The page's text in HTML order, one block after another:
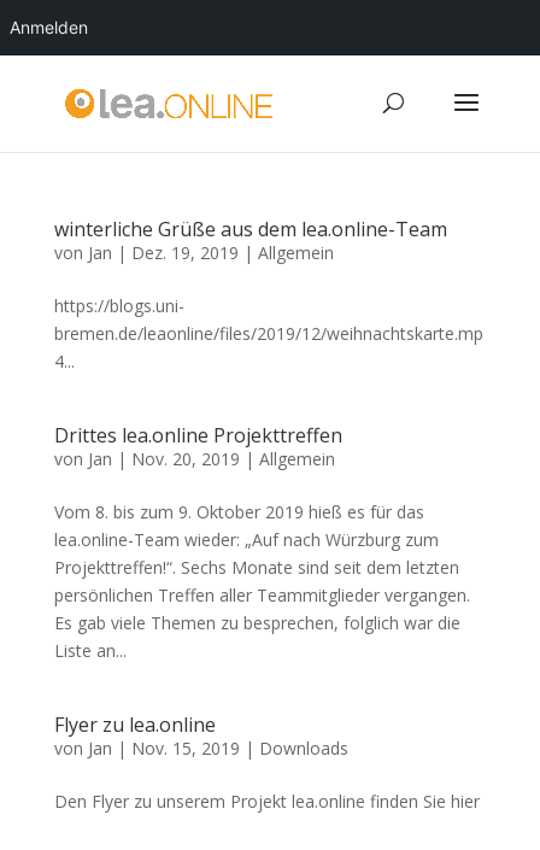
Anmelden
winterliche Grüße aus dem lea.online-Team
von Jan | Dez. 19, 2019 | Allgemein
https://blogs.uni-
bremen.de/leaonline/files/2019/12/weihnachtskarte.mp
4...
Drittes lea.online Projekttreffen
von Jan | Nov. 20, 2019 | Allgemein
Vom 8. bis zum 9. Oktober 2019 hieß es für das
lea.online-Team wieder: „Auf nach Würzburg zum
Projekttreffen!“. Sechs Monate sind seit dem letzten
persönlichen Treffen aller Teammitglieder vergangen.
Es gab viele Themen zu besprechen, folglich war die
Liste an...
Flyer zu lea.online
von Jan | Nov. 15, 2019 | Downloads
Den Flyer zu unserem Projekt lea.online finden Sie hier